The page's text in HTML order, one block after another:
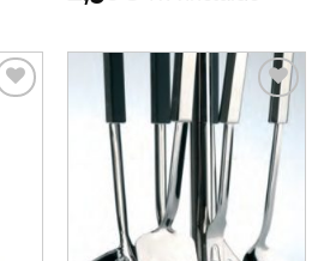
Añadir
a la
lista de
deseos